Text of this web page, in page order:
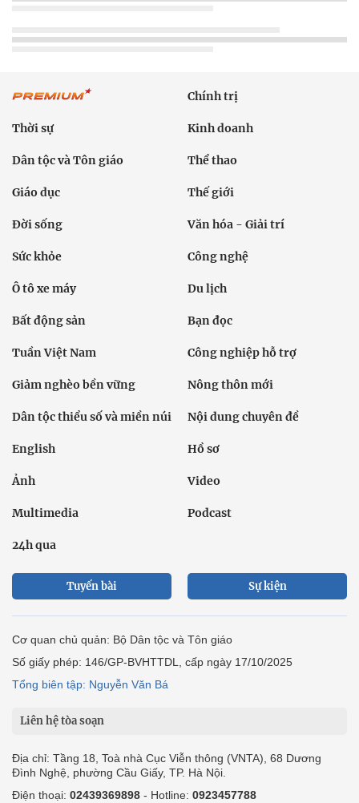
Chính trị
Thời sự Kinh doanh
Dân tộc và Tôn giáo Thể thao
Giáo dục Thế giới
Đời sống Văn hóa - Giải trí
Sức khỏe Công nghệ
Ô tô xe máy Du lịch
Bất động sản Bạn đọc
Tuần Việt Nam Công nghiệp hỗ trợ
Giảm nghèo bền vững Nông thôn mới
Dân tộc thiểu số và miền núi Nội dung chuyên đề
English Hồ sơ
Ảnh Video
Multimedia Podcast
24h qua
Tuyến bài Sự kiện
Cơ quan chủ quản: Bộ Dân tộc và Tôn giáo
Số giấy phép: 146/GP-BVHTTDL, cấp ngày 17/10/2025
Tổng biên tập: Nguyễn Văn Bá
Liên hệ tòa soạn
Địa chỉ: Tầng 18, Toà nhà Cục Viễn thông (VNTA), 68 Dương
Đình Nghệ, phường Cầu Giấy, TP. Hà Nội.
Điện thoại: 02439369898 - Hotline: 0923457788